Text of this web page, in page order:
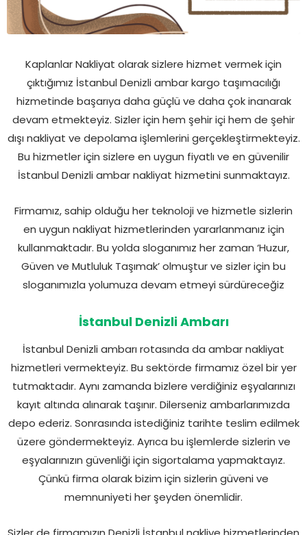
Kaplanlar Nakliyat olarak sizlere hizmet vermek için
çıktığımız İstanbul Denizli ambar kargo taşımacılığı
hizmetinde başarıya daha güçlü ve daha çok inanarak
devam etmekteyiz. Sizler için hem şehir içi hem de şehir
dışı nakliyat ve depolama işlemlerini gerçekleştirmekteyiz.
Bu hizmetler için sizlere en uygun fiyatlı ve en güvenilir
İstanbul Denizli ambar nakliyat hizmetini sunmaktayız.
Firmamız, sahip olduğu her teknoloji ve hizmetle sizlerin
en uygun nakliyat hizmetlerinden yararlanmanız için
kullanmaktadır. Bu yolda sloganımız her zaman ‘Huzur,
Güven ve Mutluluk Taşımak’ olmuştur ve sizler için bu
sloganımızla yolumuza devam etmeyi sürdüreceğiz
İstanbul Denizli Ambarı
İstanbul Denizli ambarı rotasında da ambar nakliyat
hizmetleri vermekteyiz. Bu sektörde firmamız özel bir yer
tutmaktadır. Aynı zamanda bizlere verdiğiniz eşyalarınızı
kayıt altında alınarak taşınır. Dilerseniz ambarlarımızda
depo ederiz. Sonrasında istediğiniz tarihte teslim edilmek
üzere göndermekteyiz. Ayrıca bu işlemlerde sizlerin ve
eşyalarınızın güvenliği için sigortalama yapmaktayız.
Çünkü firma olarak bizim için sizlerin güveni ve
memnuniyeti her şeyden önemlidir.